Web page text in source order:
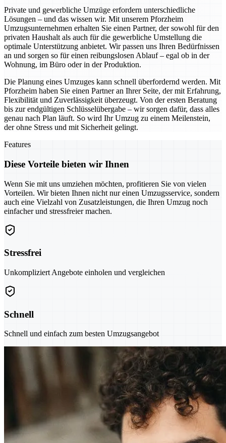
Private und gewerbliche Umzüge erfordern unterschiedliche
Lösungen – und das wissen wir. Mit unserem Pforzheim
Umzugsunternehmen erhalten Sie einen Partner, der sowohl für den
privaten Haushalt als auch für die gewerbliche Umstellung die
optimale Unterstützung anbietet. Wir passen uns Ihren Bedürfnissen
an und sorgen so für einen reibungslosen Ablauf – egal ob in der
Wohnung, im Büro oder in der Produktion.
Die Planung eines Umzuges kann schnell überfordernd werden. Mit
Pforzheim haben Sie einen Partner an Ihrer Seite, der mit Erfahrung,
Flexibilität und Zuverlässigkeit überzeugt. Von der ersten Beratung
bis zur endgültigen Schlüsselübergabe – wir sorgen dafür, dass alles
genau nach Plan läuft. So wird Ihr Umzug zu einem Meilenstein,
der ohne Stress und mit Sicherheit gelingt.
Features
Diese Vorteile bieten wir Ihnen
Wenn Sie mit uns umziehen möchten, profitieren Sie von vielen
Vorteilen. Wir bieten Ihnen nicht nur einen Umzugsservice, sondern
auch eine Vielzahl von Zusatzleistungen, die Ihren Umzug noch
einfacher und stressfreier machen.
Stressfrei
Unkompliziert Angebote einholen und vergleichen
Schnell
Schnell und einfach zum besten Umzugsangebot